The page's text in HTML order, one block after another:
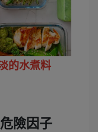
的水煮料
險因子